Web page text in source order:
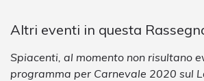
Altri eventi in questa
Spiacenti, al momento non risultano
programma per Carnevale 2020 sul